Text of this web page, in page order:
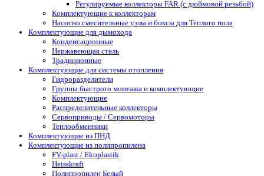
Регулируемые коллекторы FAR (с дюймовой резьбой)
Комплектующие к коллекторам
Насосно смесительные узлы и боксы для Теплого пола
Комплектующие для дымохода
Конденсационные
Нержавеющая сталь
Традиционные
Комплектующие для системы отопления
Гидроразделители
Группы быстрого монтажа и комплектующие
Комплектующие
Распределительные коллекторы
Сервоприводы / Сервомоторы
Теплообменники
Комплектующие из ПНД
Комплектующие из полипропилена
FV-plast / Ekoplastik
Heisskraft
Полипропилен Белый